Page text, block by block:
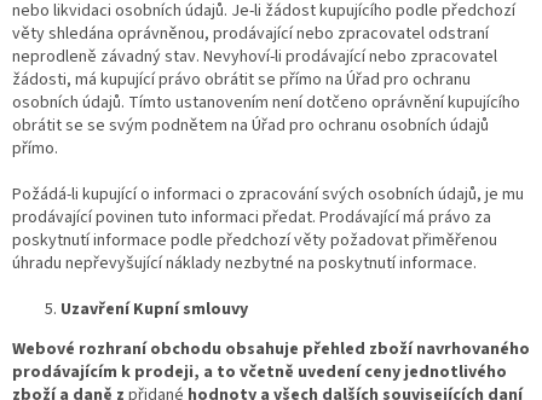
nebo likvidaci osobních údajů. Je-li žádost kupujícího podle předchozí
věty shledána oprávněnou, prodávající nebo zpracovatel odstraní
neprodleně závadný stav. Nevyhoví-li prodávající nebo zpracovatel
žádosti, má kupující právo obrátit se přímo na Úřad pro ochranu
osobních údajů. Tímto ustanovením není dotčeno oprávnění kupujícího
obrátit se se svým podnětem na Úřad pro ochranu osobních údajů
přímo.
Požádá-li kupující o informaci o zpracování svých osobních údajů, je mu
prodávající povinen tuto informaci předat. Prodávající má právo za
poskytnutí informace podle předchozí věty požadovat přiměřenou
úhradu nepřevyšující náklady nezbytné na poskytnutí informace.
Uzavření Kupní smlouvy
Webové rozhraní obchodu obsahuje přehled zboží navrhovaného
prodávajícím k prodeji, a to včetně uvedení ceny jednotlivého
zboží a daně z přidané hodnoty a všech dalších souvisejících daní